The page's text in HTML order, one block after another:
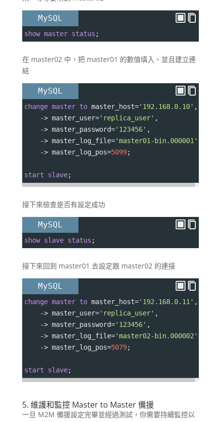
MySQL
show master status ;
在 master02 中，把 master01 的數值填入，並且建立連
結
MySQL
change master to master_host='192.168.0.10' ,
-> master_user='replica_user' ,
-> master_password='123456' ,
-> master_log_file='master01-bin.000001'
-> master_log_pos=5099;
start slave;
接下來檢查是否有設定成功
MySQL
show slave status ;
接下來回到 master01 去設定跟 master02 的連接
MySQL
change master to master_host='192.168.0.11' ,
-> master_user='replica_user' ,
-> master_password='123456' ,
-> master_log_file='master02-bin.000002'
-> master_log_pos=5079;
start slave;
5. 維護和監控 Master to Master 備援
一旦 M2M 備援設定完畢並經過測試，你需要持續監控以